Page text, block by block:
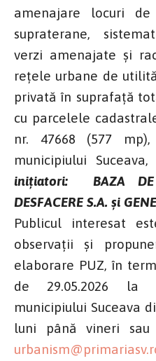
amenajare locuri
supraterane,
verzi amenajate și
rețele urbane de
privată în suprafață
cu parcelele
nr. 47668 (577
municipiului
inițiatori: BAZA DE
DESFACERE S.A. și
Publicul interesat
observații și
elaborare PUZ, în
de 29.05.2026 la
municipiului Suceava
luni până vineri